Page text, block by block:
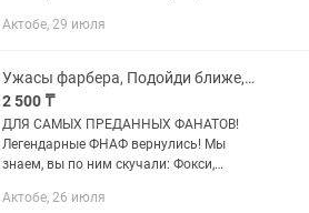
профиле можете найти еще больше
Актобе, 29 июля
Ужасы фарбера, Подойди ближе, Скотт Коутон, Андреа Ваггенер, Элли Купер
2 500 ₸
ДЛЯ САМЫХ ПРЕДАННЫХ ФАНАТОВ!
Легендарные ФНАФ вернулись! Мы
знаем, вы по ним скучали: Фокси,
танец и зубастый рот Подойди ближе
Актобе, 26 июля